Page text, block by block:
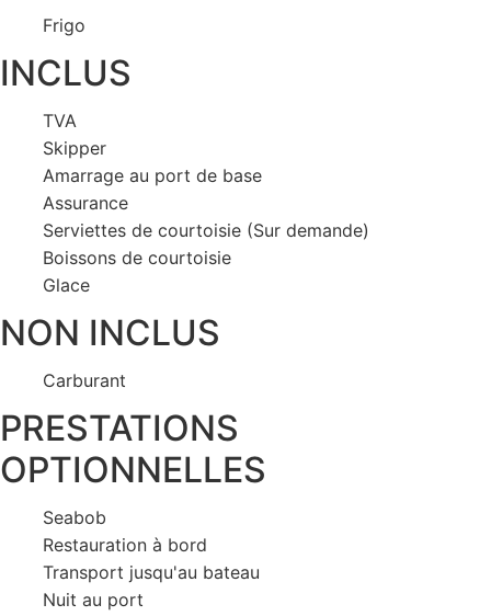
Frigo
INCLUS
TVA
Skipper
Amarrage au port de base
Assurance
Serviettes de courtoisie (Sur demande)
Boissons de courtoisie
Glace
NON INCLUS
Carburant
PRESTATIONS
OPTIONNELLES
Seabob
Restauration à bord
Transport jusqu'au bateau
Nuit au port